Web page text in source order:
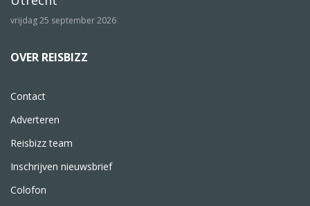
vrijdag 25 september 2026
OVER REISBIZZ
Contact
Adverteren
Reisbizz team
Inschrijven nieuwsbrief
Colofon